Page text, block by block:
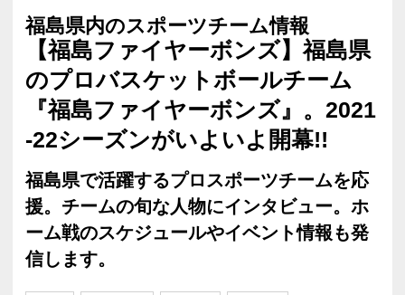
福島県内のスポーツチーム情報
【福島ファイヤーボンズ】福島県
のプロバスケットボールチーム
『福島ファイヤーボンズ』。2021
-22シーズンがいよいよ開幕!!
福島県で活躍するプロスポーツチームを応
援。チームの旬な人物にインタビュー。ホ
ーム戦のスケジュールやイベント情報も発
信します。